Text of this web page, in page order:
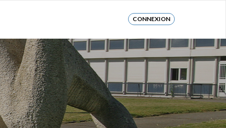
CONNEXION